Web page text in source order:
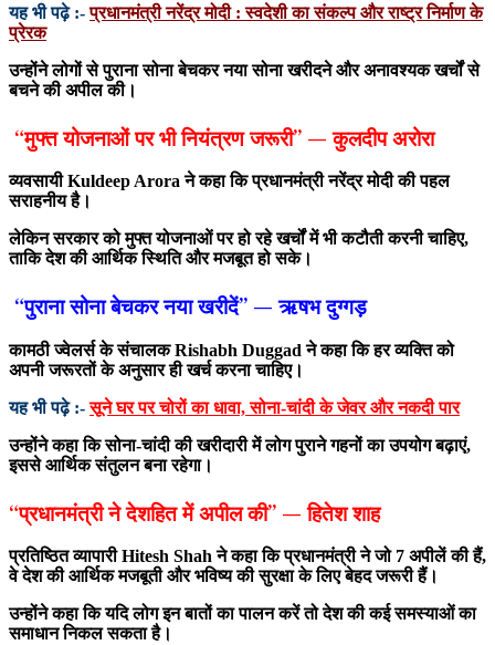
यह भी पढ़े :-प्रधानमंत्री नरेंद्र मोदी : स्वदेशी का संकल्प और राष्ट्र निर्माण के
प्रेरक
उन्होंने लोगों से पुराना सोना बेचकर नया सोना खरीदने और अनावश्यक खर्चों से
बचने की अपील की।
“मुफ्त योजनाओं पर भी नियंत्रण जरूरी” — कुलदीप अरोरा
व्यवसायीKuldeep Arora ने कहा कि प्रधानमंत्री नरेंद्र मोदी की पहल
सराहनीय है।
लेकिन सरकार को मुफ्त योजनाओं पर हो रहे खर्चों में भी कटौती करनी चाहिए,
ताकि देश की आर्थिक स्थिति और मजबूत हो सके।
“पुराना सोना बेचकर नया खरीदें” — ऋषभ दुग्गड़
कामठी ज्वेलर्स के संचालकRishabh Duggad ने कहा कि हर व्यक्ति को
अपनी जरूरतों के अनुसार ही खर्च करना चाहिए।
यह भी पढ़े :-सूने घर पर चोरों का धावा, सोना-चांदी के जेवर और नकदी पार
उन्होंने कहा कि सोना-चांदी की खरीदारी में लोग पुराने गहनों का उपयोग बढ़ाएं,
इससे आर्थिक संतुलन बना रहेगा।
“प्रधानमंत्री ने देशहित में अपील की” — हितेश शाह
प्रतिष्ठित व्यापारीHitesh Shah ने कहा कि प्रधानमंत्री ने जो 7 अपीलें की हैं,
वे देश की आर्थिक मजबूती और भविष्य की सुरक्षा के लिए बेहद जरूरी हैं।
उन्होंने कहा कि यदि लोग इन बातों का पालन करें तो देश की कई समस्याओं का
समाधान निकल सकता है।